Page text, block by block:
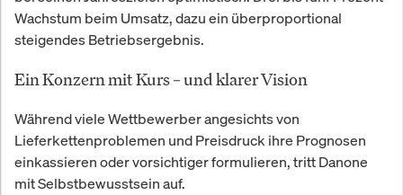
Wachstum beim Umsatz, dazu ein überproportional
steigendes Betriebsergebnis.
Ein Konzern mit Kurs – und klarer Vision
Während viele Wettbewerber angesichts von
Lieferkettenproblemen und Preisdruck ihre Prognosen
einkassieren oder vorsichtiger formulieren, tritt Danone
mit Selbstbewusstsein auf.